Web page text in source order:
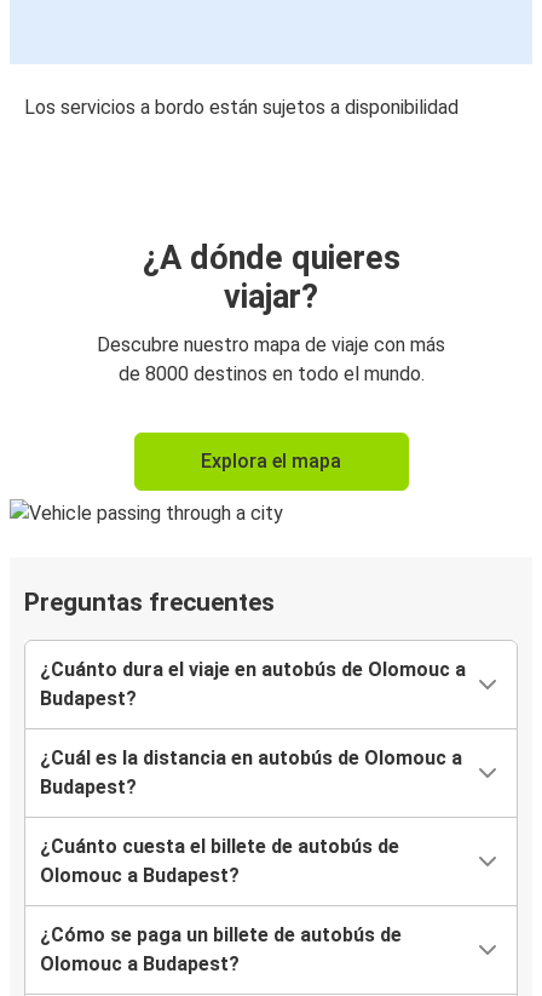
Los servicios a bordo están sujetos a disponibilidad
¿A dónde quieres
viajar?
Descubre nuestro mapa de viaje con más
de 8000 destinos en todo el mundo.
Explora el mapa
Preguntas frecuentes
¿Cuánto dura el viaje en autobús de Olomouc a
Budapest?
¿Cuál es la distancia en autobús de Olomouc a
Budapest?
¿Cuánto cuesta el billete de autobús de
Olomouc a Budapest?
¿Cómo se paga un billete de autobús de
Olomouc a Budapest?